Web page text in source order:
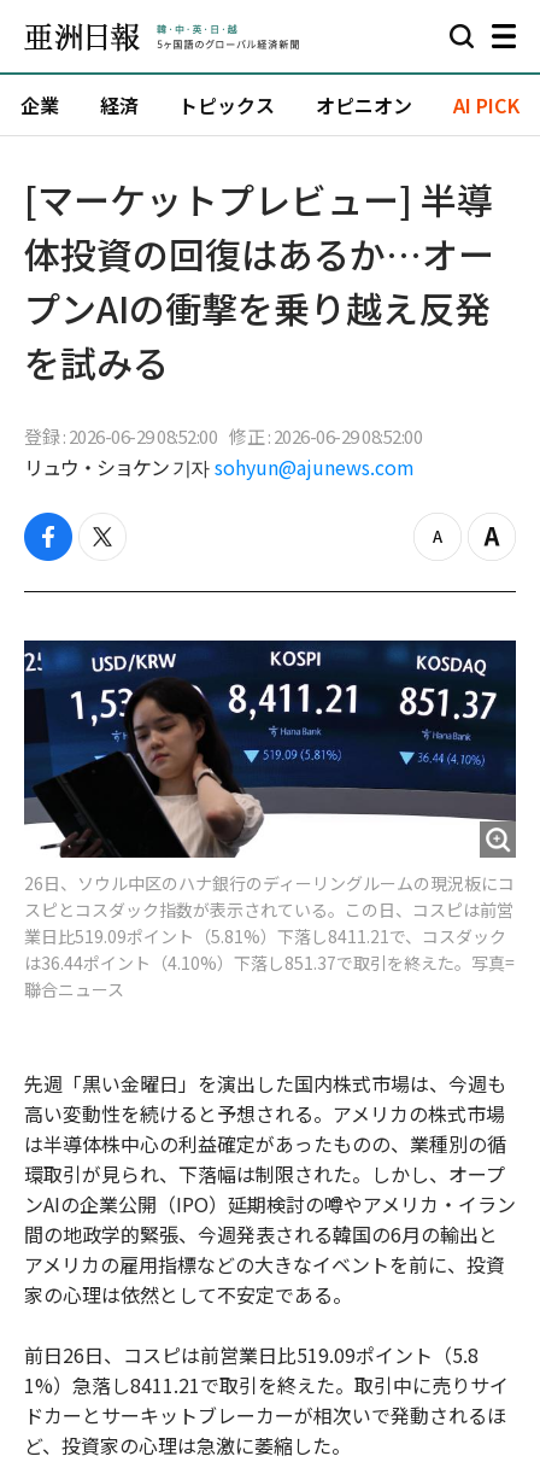
企業 経済 トピックス オピニオン AI PICK
[マーケットプレビュー] 半導
体投資の回復はあるか…オー
プンAIの衝撃を乗り越え反発
を試みる
登録 : 2026-06-29 08:52:00 修正 : 2026-06-29 08:52:00
リュウ・ショケン 기자 sohyun@ajunews.com
f
c
b
o
o
t
i
t
e
r
z
o
o
u
t
Z
o
i
26日、ソウル中区のハナ銀行のディーリングルームの現況板にコ
スピとコスダック指数が表示されている。この日、コスピは前営
業日比519.09ポイント（5.81%）下落し8411.21で、コスダック
は36.44ポイント（4.10%）下落し851.37で取引を終えた。写真=
聯合ニュース
先週「黒い金曜日」を演出した国内株式市場は、今週も
高い変動性を続けると予想される。アメリカの株式市場
は半導体株中心の利益確定があったものの、業種別の循
環取引が見られ、下落幅は制限された。しかし、オープ
ンAIの企業公開（IPO）延期検討の噂やアメリカ・イラン
間の地政学的緊張、今週発表される韓国の6月の輸出と
アメリカの雇用指標などの大きなイベントを前に、投資
家の心理は依然として不安定である。
前日26日、コスピは前営業日比519.09ポイント（5.8
1%）急落し8411.21で取引を終えた。取引中に売りサイ
ドカーとサーキットブレーカーが相次いで発動されるほ
ど、投資家の心理は急激に萎縮した。